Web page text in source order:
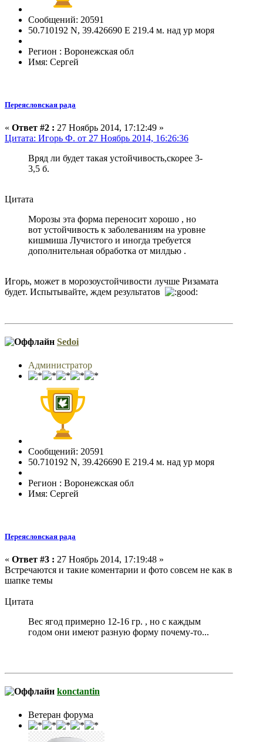
Сообщений: 20591
50.710192 N, 39.426690 E 219.4 м. над ур моря
Регион : Воронежская обл
Имя: Сергей
Переясловская рада
« Ответ #2 : 27 Ноябрь 2014, 17:12:49 »
Цитата: Игорь Ф. от 27 Ноябрь 2014, 16:26:36
Вряд ли будет такая устойчивость,скорее 3-
3,5 б.
Цитата
Морозы эта форма переносит хорошо , но
вот устойчивость к заболеваниям на уровне
кишмиша Лучистого и иногда требуется
дополнительная обработка от милдью .
Игорь, может в морозоустойчивости лучше Ризамата
будет. Испытывайте, ждем результатов
Sedoi
Администратор
Сообщений: 20591
50.710192 N, 39.426690 E 219.4 м. над ур моря
Регион : Воронежская обл
Имя: Сергей
Переясловская рада
« Ответ #3 : 27 Ноябрь 2014, 17:19:48 »
Встречаются и такие коментарии и фото совсем не как в
шапке темы
Цитата
Вес ягод примерно 12-16 гр. , но с каждым
годом они имеют разную форму почему-то...
konctantin
Ветеран форума